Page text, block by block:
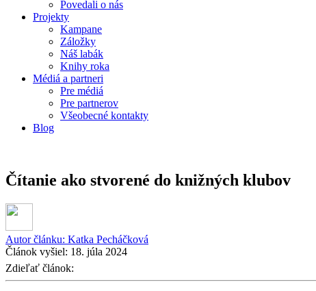
Povedali o nás
Projekty
Kampane
Záložky
Náš labák
Knihy roka
Médiá a partneri
Pre médiá
Pre partnerov
Všeobecné kontakty
Blog
Čítanie ako stvorené do knižných klubov
Autor článku: Katka Pecháčková
Článok vyšiel: 18. júla 2024
Zdieľať článok: